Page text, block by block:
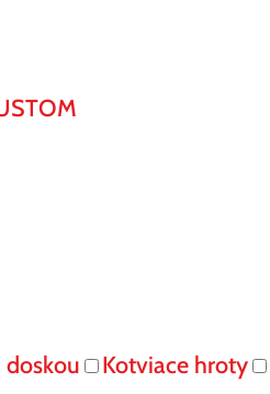
Kotviace hroty